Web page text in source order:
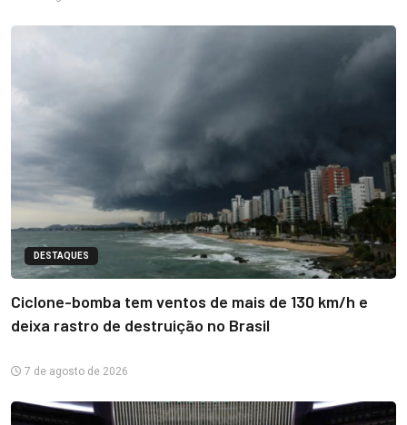
DESTAQUES
Ciclone-bomba tem ventos de mais de 130 km/h e
deixa rastro de destruição no Brasil
7 de agosto de 2026